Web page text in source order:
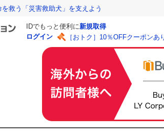
救う「災害救助犬」を支えよう
IDでもっと便利に新規取得
ログイン
［おトク］10％OFFクーポンあ